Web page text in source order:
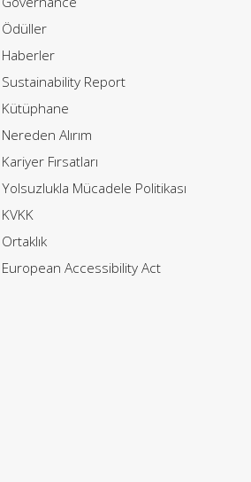
Ödüller
Haberler
Sustainability Report
Kütüphane
Nereden Alırım
Kariyer Fırsatları
Yolsuzlukla Mücadele Politikası
KVKK
Ortaklık
European Accessibility Act